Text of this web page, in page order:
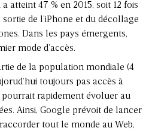
atteint 47 % en 2015, soit 12 fois
sortie de l’iPhone et du décollage
Dans les pays émergents,
mode d’accès.
de la population mondiale (4
toujours pas accès à
rapidement évoluer au
Ainsi, Google prévoit de lancer
tout le monde au Web,